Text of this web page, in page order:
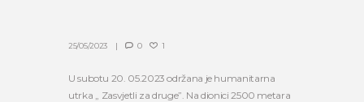
25/05/2023 0 1
U subotu 20. 05.2023 održana je humanitarna
utrka ,, Zasvjetli za druge”. Na dionici 2500 metara